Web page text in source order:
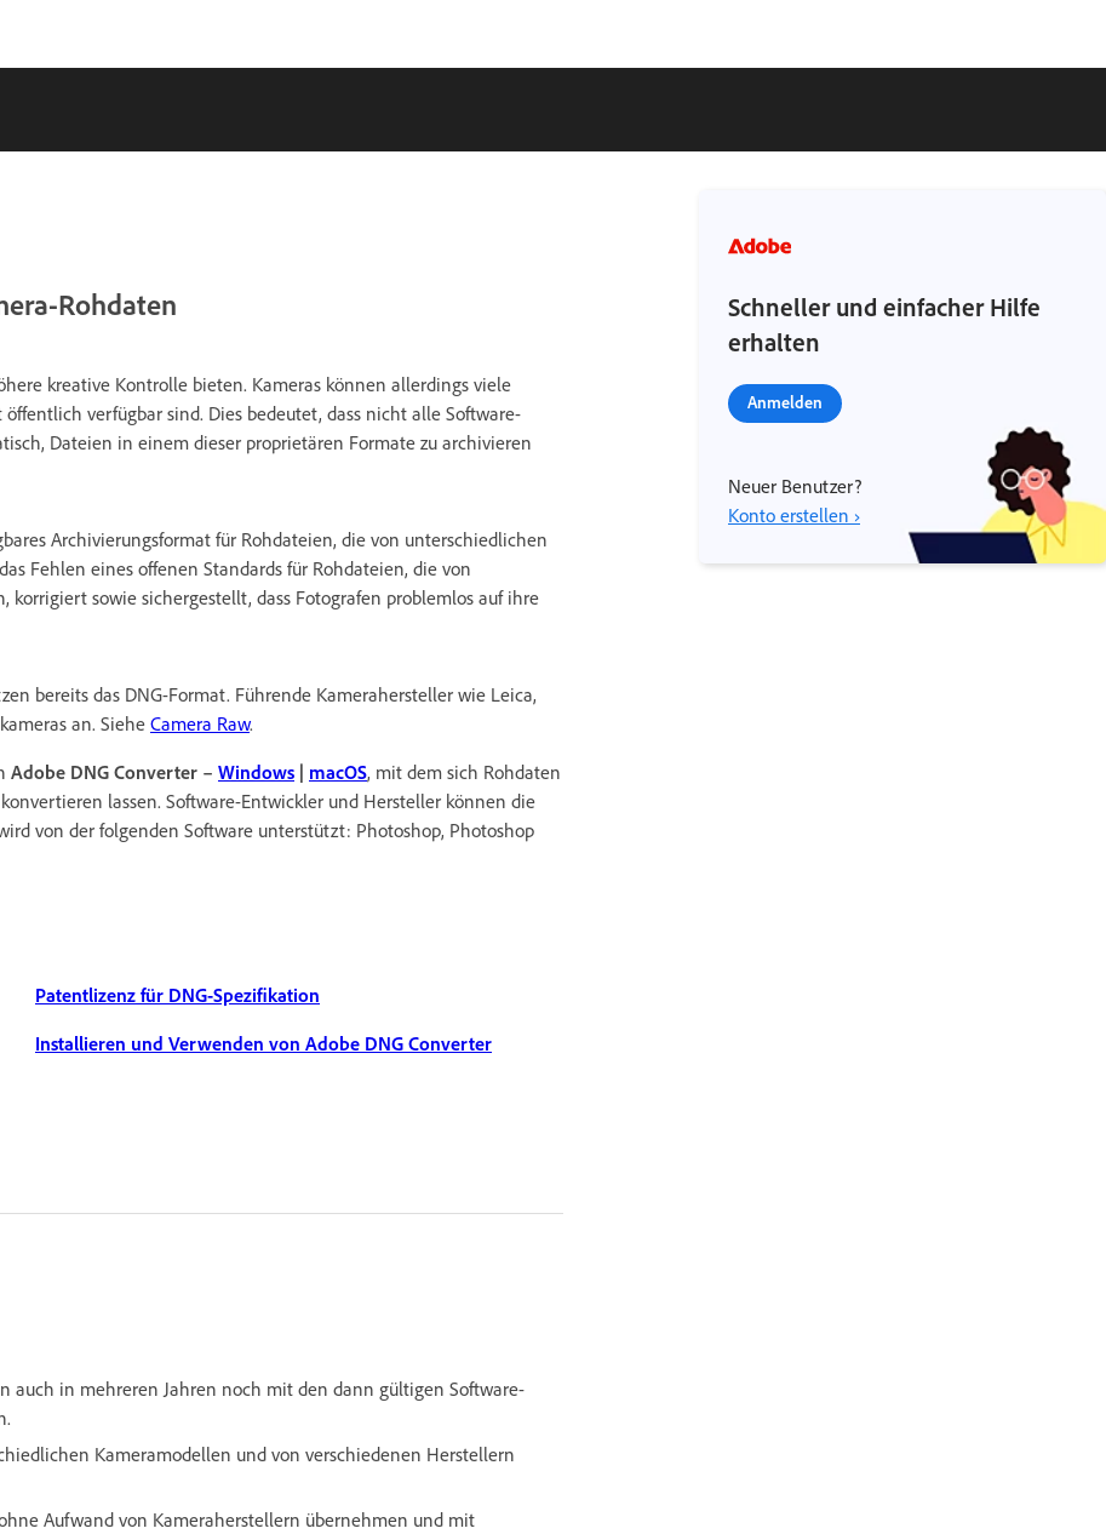
Rohdaten
kreative Kontrolle bieten. Kameras können allerdings viele
verfügbar sind. Dies bedeutet, dass nicht alle Software-
Dateien in einem dieser proprietären Formate zu archivieren
Archivierungsformat für Rohdateien, die von unterschiedlichen
Fehlen eines offenen Standards für Rohdateien, die von
sowie sichergestellt, dass Fotografen problemlos auf ihre
bereits das DNG-Format. Führende Kamerahersteller wie Leica,
an. Siehe Camera Raw.
Adobe DNG Converter – Windows | macOS, mit dem sich Rohdaten
lassen. Software-Entwickler und Hersteller können die
von der folgenden Software unterstützt: Photoshop, Photoshop
Patentlizenz für DNG-Spezifikation
Installieren und Verwenden von Adobe DNG Converter
auch in mehreren Jahren noch mit den dann gültigen Software-
Kameramodellen und von verschiedenen Herstellern
Aufwand von Kameraherstellern übernehmen und mit
Schneller und einfacher Hilfe
erhalten
Anmelden
Neuer Benutzer?
Konto erstellen ›